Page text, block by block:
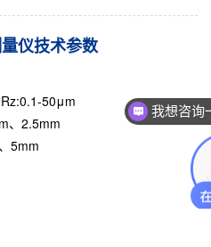
仪技术参数
50μm
、2.5mm
5mm
我想咨询